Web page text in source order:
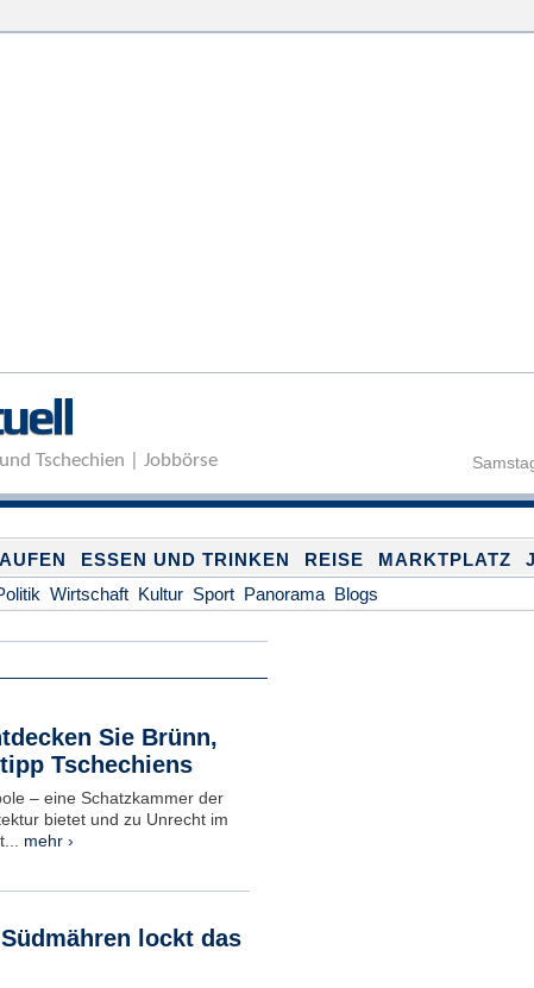
Tschechien | Jobbörse
ESSEN UND TRINKEN REISE MARKTPLATZ
Wirtschaft Kultur Sport Panorama Blogs
Sie Brünn,
Tschechiens
– eine Schatzkammer der
bietet und zu Unrecht im
mehr ›
lockt das